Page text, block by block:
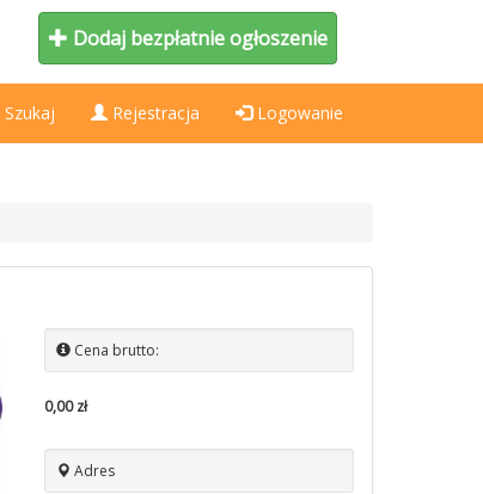
Dodaj bezpłatnie ogłoszenie
Szukaj Rejestracja Logowanie
Cena brutto:
0,00 zł
Adres